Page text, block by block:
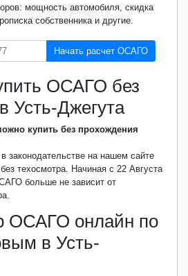
мощность автомобиля, скидка
собственника и другие.
Начать расчет ОСАГО
ОСАГО без
Усть-Джегута
купить без прохождения
законодательстве на нашем сайте
техосмотра. Начиная с 22 Августа
больше не зависит от
ОСАГО онлайн по
в Усть-